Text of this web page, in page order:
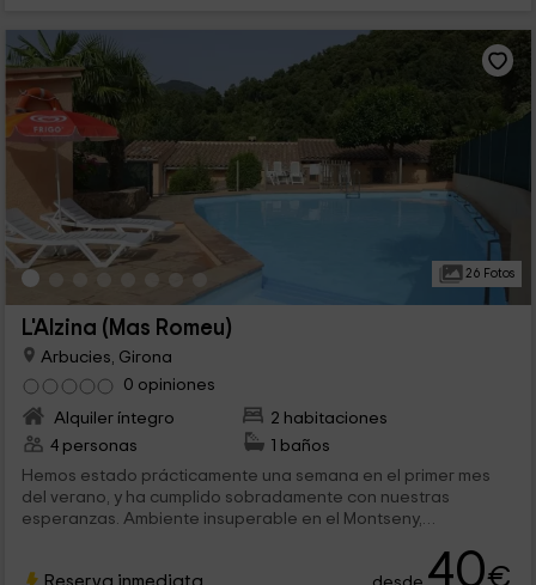
26 Fotos
L'Alzina (Mas Romeu)
Arbucies, Girona
0 opiniones
Alquiler íntegro
2 habitaciones
4 personas
1 baños
Hemos estado prácticamente una semana en el primer mes
del verano, y ha cumplido sobradamente con nuestras
esperanzas. Ambiente insuperable en el Montseny,
jardines y zona infantil), trato perfecto con los dueños y
Reserva inmediata 40€